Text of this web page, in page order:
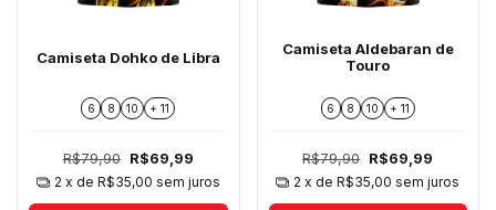
Camiseta Dohko de Libra
6 8 10 + 11
R$79,90 R$69,99
2 x de R$35,00 sem juros
Camiseta Aldebaran de
Touro
6 8 10 + 11
R$79,90 R$69,99
2 x deR$35,00 sem juros